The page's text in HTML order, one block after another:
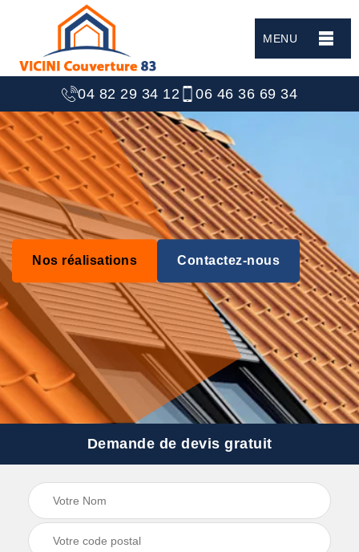
MENU
04 82 29 34 12 06 46 36 69 34
Nos réalisations Contactez-nous
Demande de devis gratuit